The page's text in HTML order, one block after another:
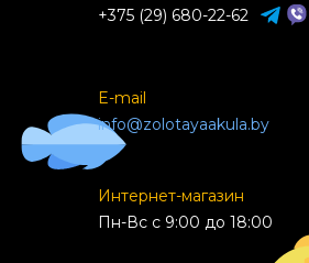
+375 (29) 680-22-62
E-mail
info@zolotayaakula.by
Интернет-магазин
Пн-Вс с 9:00 до 18:00